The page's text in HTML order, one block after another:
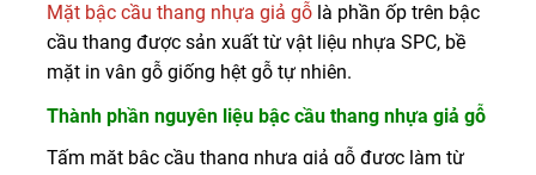
tốt. Liên hệ 0916422522 nhận tư vấn, giá.
Mặt bậc cầu thang nhựa giả gỗ là phần ốp trên bậc
cầu thang được sản xuất từ vật liệu nhựa SPC, bề
mặt in vân gỗ giống hệt gỗ tự nhiên.
Thành phần nguyên liệu bậc cầu thang nhựa giả gỗ
Tấm mặt bậc cầu thang nhựa giả gỗ được làm từ